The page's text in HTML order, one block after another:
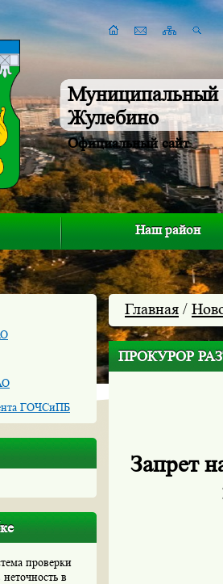
Муниципальный
Жулебино
Официальный сайт
Наш район
ГОЧСиПБ
проверки
в
Главная /
ПРОКУРОР
Запрет